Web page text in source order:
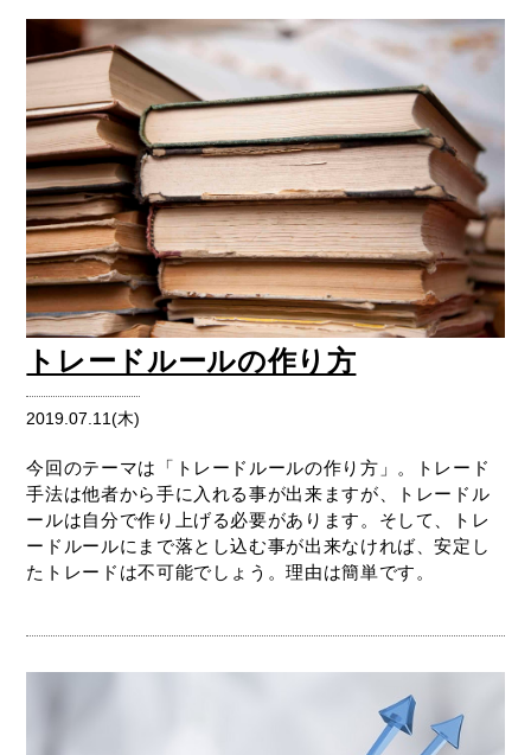
トレードルールの作り方
2019.07.11(木)
今回のテーマは「トレードルールの作り方」。トレード
手法は他者から手に入れる事が出来ますが、トレードル
ールは自分で作り上げる必要があります。そして、トレ
ードルールにまで落とし込む事が出来なければ、安定し
たトレードは不可能でしょう。理由は簡単です。